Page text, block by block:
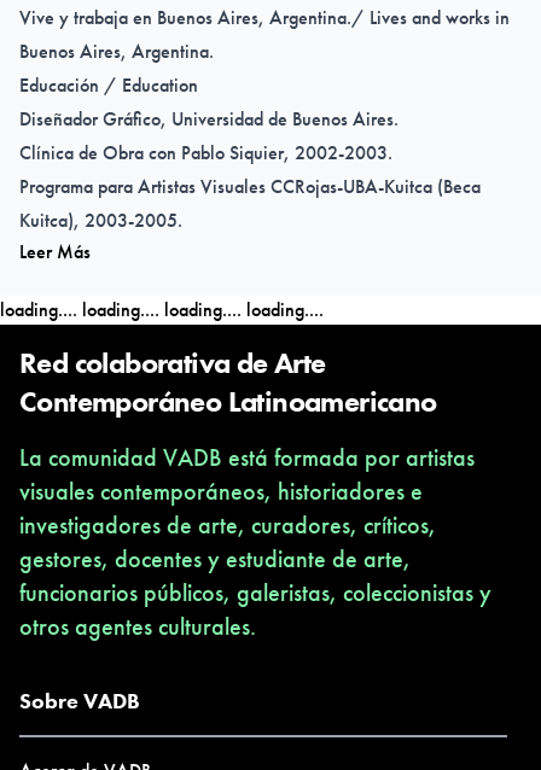
Vive y trabaja en Buenos Aires, Argentina./ Lives and works in
Buenos Aires, Argentina.
Educación / Education
Diseñador Gráfico, Universidad de Buenos Aires.
Clínica de Obra con Pablo Siquier, 2002-2003.
Programa para Artistas Visuales CCRojas-UBA-Kuitca (Beca
Kuitca), 2003-2005.
Skowhegan School of Painting and Sculpture, Maine, [EUA],
Docencia / Teaching Experience
Annual Critique seminar, Program for Visual Artist, Universidad
Di Tella, Buenos Aires.[ARG] 2013.
LEA. Lab of artistic Experimentation. Faena Art Center.
Buenos Aires.[ARG] 2012.
Reflexoes sobre o Mínimo Workshop, SESC São Paulo, Brasil.
2012.
Anti-Project Workshop, Program for Visual Artist, Universidad
Di Tella, Buenos Aires.[ARG] 2009/2012.
Premios / Awards
Leer Más
loading.... loading.... loading.... loading....
Red colaborativa de Arte
Contemporáneo Latinoamericano
La comunidad VADB está formada por artistas
visuales contemporáneos, historiadores e
investigadores de arte, curadores, críticos,
gestores, docentes y estudiante de arte,
funcionarios públicos, galeristas, coleccionistas y
otros agentes culturales.
Sobre VADB